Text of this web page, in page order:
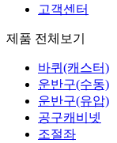
고객센터
제품 전체보기
바퀴(캐스터)
운반구(수동)
운반구(유압)
공구캐비넷
조절좌